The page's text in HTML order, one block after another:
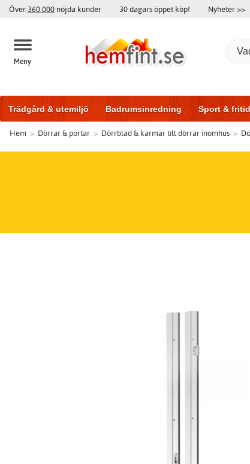
Över 360 000 nöjda kunder 30 dagars öppet köp! Nyheter >>
Meny
Trädgård & utemiljö Badrumsinredning Sport & fritid
Badrumsmöbler Träningsutrustning Garageportar
Hem > Dörrar & portar > Dörrblad & karmar till dörrar inomhus >